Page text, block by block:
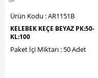
Ürün Kodu : AR1151B
KELEBEK KEÇE BEYAZ PK:50-
KL:100
Paket İçi Miktarı : 50 Adet